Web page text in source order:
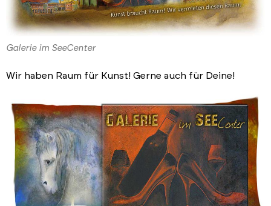
Galerie im SeeCenter
Wir haben Raum für Kunst! Gerne auch für Deine!